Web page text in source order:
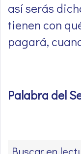
así serás
tienen con
pagará,
Palabra del